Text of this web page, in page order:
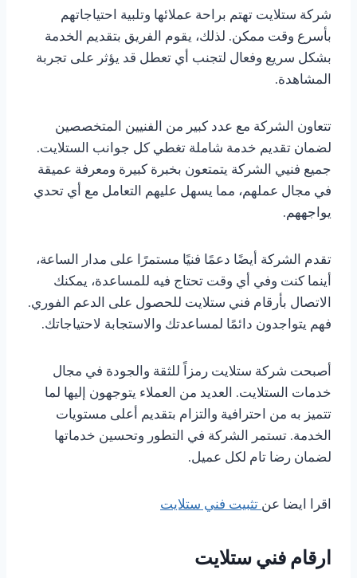
شركة ستلايت تهتم براحة عملائها وتلبية احتياجاتهم
بأسرع وقت ممكن. لذلك، يقوم الفريق بتقديم الخدمة
بشكل سريع وفعال لتجنب أي تعطل قد يؤثر على تجربة
المشاهدة.
تتعاون الشركة مع عدد كبير من الفنيين المتخصصين
لضمان تقديم خدمة شاملة تغطي كل جوانب الستلايت.
جميع فنيي الشركة يتمتعون بخبرة كبيرة ومعرفة عميقة
في مجال عملهم، مما يسهل عليهم التعامل مع أي تحدي
يواجههم.
تقدم الشركة أيضًا دعمًا فنيًا مستمرًا على مدار الساعة،
أينما كنت وفي أي وقت تحتاج فيه للمساعدة، يمكنك
الاتصال بأرقام فني ستلايت للحصول على الدعم الفوري.
فهم يتواجدون دائمًا لمساعدتك والاستجابة لاحتياجاتك.
أصبحت شركة ستلايت رمزاً للثقة والجودة في مجال
خدمات الستلايت. العديد من العملاء يتوجهون إليها لما
تتميز به من احترافية والتزام بتقديم أعلى مستويات
الخدمة. تستمر الشركة في التطور وتحسين خدماتها
لضمان رضا تام لكل عميل.
اقرا ايضا عنتثبيت فني ستلايت
ارقام فني ستلايت